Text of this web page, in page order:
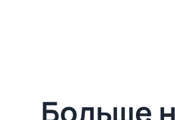
Больше